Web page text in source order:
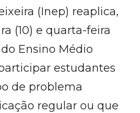
(Inep) reaplica,
(10) e quarta-feira
do Ensino Médio
estudantes
de problema
regular ou que